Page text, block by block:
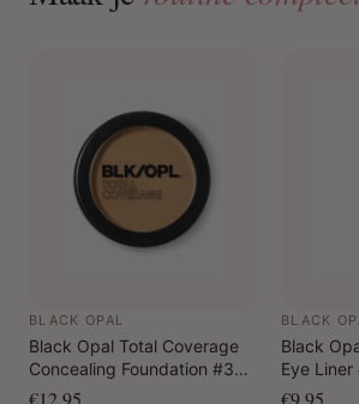
BLACK OPAL
Black Opal Total Coverage
Concealing Foundation #320
Rich Caramel
€12,95
BLACK
Black
Eye
€9,95